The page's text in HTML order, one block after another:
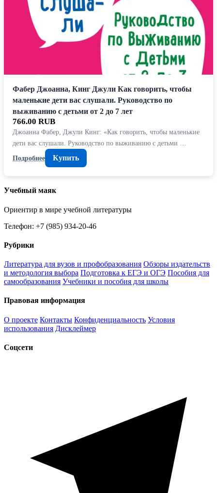
Фабер Джоанна, Кинг Джули Как говорить, чтобы
маленькие дети вас слушали. Руководство по
выживанию с детьми от 2 до 7 лет
766.00 RUB
Джоанна Фабер, Джули Кинг: «Как говорить, чтобы маленькие
дети вас слушали. Руководство по выживанию с детьми …
Подробнее
Купить
Учебный маяк
Ориентир в мире учебной литературы
Телефон: +7 (985) 934-20-46
Рубрики
Литература для вузов и профобразования Обзоры издательств
и методология выбора Подготовка к ЕГЭ и ОГЭ Пособия для
самообразования Учебники и пособия для школы
Правовая информация
О проекте Контакты Конфиденциальность Условия
использования Дисклеймер
Соцсети